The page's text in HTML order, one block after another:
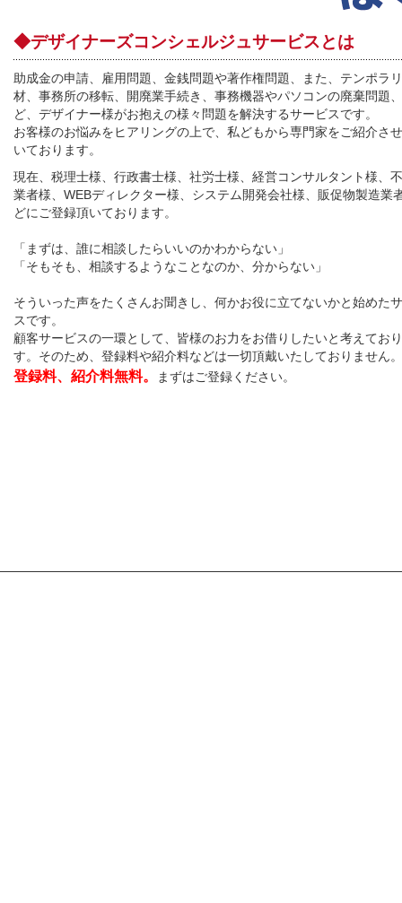
◆デザイナーズコンシェルジュサービスとは
助成金の申請、雇用問題、金銭問題や著作権問題、また、テンポラ
材、事務所の移転、開廃業手続き、事務機器やパソコンの廃棄問題
ど、デザイナー様がお抱えの様々問題を解決するサービスです。
お客様のお悩みをヒアリングの上で、私どもから専門家をご紹介さ
いております。
現在、税理士様、行政書士様、社労士様、経営コンサルタント様、
業者様、WEBディレクター様、システム開発会社様、販促物製造業
どにご登録頂いております。
「まずは、誰に相談したらいいのかわからない」
「そもそも、相談するようなことなのか、分からない」
そういった声をたくさんお聞きし、何かお役に立てないかと始めた
スです。
顧客サービスの一環として、皆様のお力をお借りしたいと考えてお
す。そのため、登録料や紹介料などは一切頂戴いたしておりません。
登録料、紹介料無料。 まずはご登録ください。